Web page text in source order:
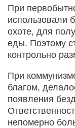
При
использовали
охоте, для
еды. Поэтому
контрольно
При
благом,
появления
непомерно